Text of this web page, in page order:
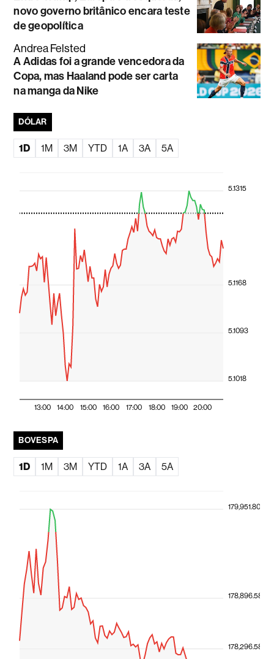
novo governo britânico encara teste
de geopolítica
Andrea Felsted
A Adidas foi a grande vencedora da
Copa, mas Haaland pode ser carta
na manga da Nike
DÓLAR
1D 1M 3M YTD 1A 3A 5A
13:00 14:00 15:00 16:00 17:00 18:00 19:00 20:00
5.1018
5.1093
5.1168
5.1315
BOVESPA
1D 1M 3M YTD 1A 3A 5A
178,296.58
178,896.58
179,951.80